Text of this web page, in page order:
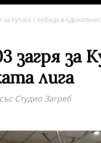
Купата с победа в
загря за
лига
Студио Загреб